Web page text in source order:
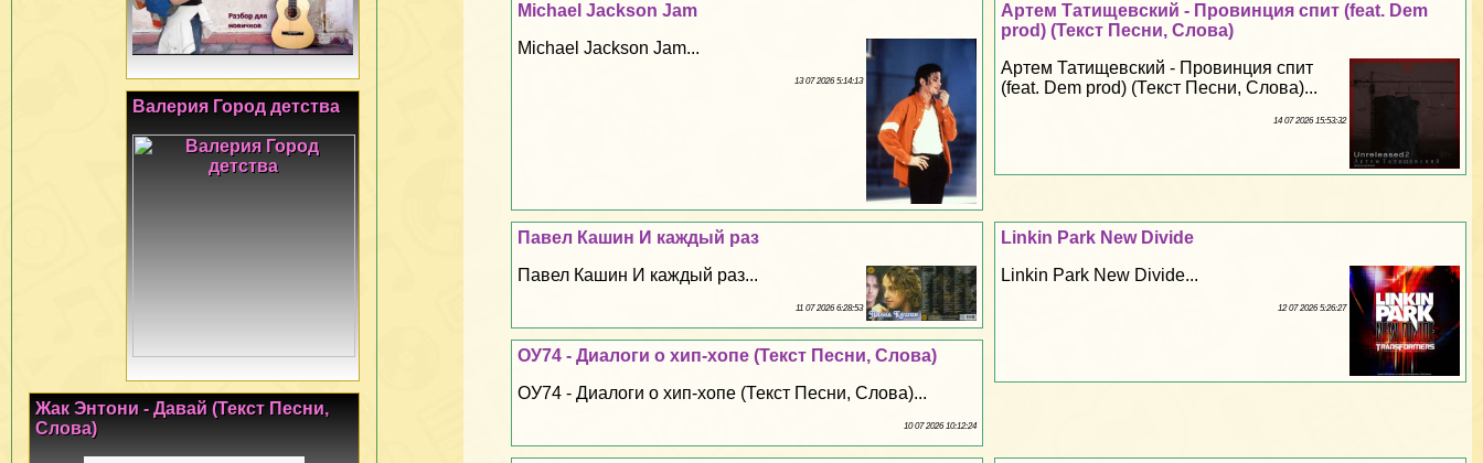
Артем Татищевский - Провинция спит (feat. Dem
prod) (Текст Песни, Слова)
Артем Татищевский - Провинция спит
(feat. Dem prod) (Текст Песни, Слова)...
14 07 2026 15:53:32
Michael Jackson Jam
Michael Jackson Jam...
13 07 2026 5:14:13
Linkin Park New Divide
Linkin Park New Divide...
12 07 2026 5:26:27
Павел Кашин И каждый раз
Павел Кашин И каждый раз...
11 07 2026 6:28:53
ОУ74 - Диалоги о хип-хопе (Текст Песни, Слова)
ОУ74 - Диалоги о хип-хопе (Текст Песни, Слова)...
10 07 2026 10:12:24
Валерия Город детства
Жак Энтони - Давай (Текст Песни,
Слова)